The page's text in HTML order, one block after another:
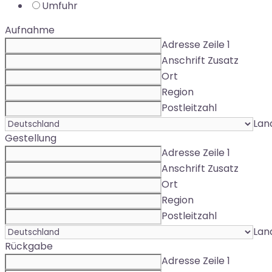
Umfuhr
Aufnahme
Adresse Zeile 1
Anschrift Zusatz
Ort
Region
Postleitzahl
Gestellung
Adresse Zeile 1
Anschrift Zusatz
Ort
Region
Postleitzahl
Rückgabe
Adresse Zeile 1